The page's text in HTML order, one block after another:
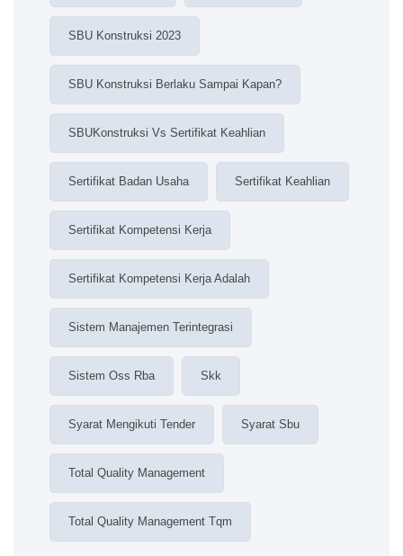
SBU Konstruksi 2023
SBU Konstruksi Berlaku Sampai Kapan?
SBUKonstruksi Vs Sertifikat Keahlian
Sertifikat Badan Usaha Sertifikat Keahlian
Sertifikat Kompetensi Kerja
Sertifikat Kompetensi Kerja Adalah
Sistem Manajemen Terintegrasi
Sistem Oss Rba Skk
Syarat Mengikuti Tender Syarat Sbu
Total Quality Management
Total Quality Management Tqm